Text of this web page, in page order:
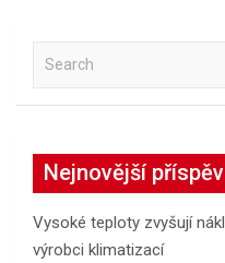
a
h
Nejnovější
Vysoké teploty zvyšují
výrobci klimatizací